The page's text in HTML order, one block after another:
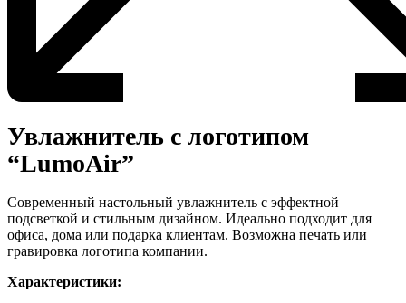
Увлажнитель с логотипом
“LumoAir”
Современный настольный увлажнитель с эффектной
подсветкой и стильным дизайном. Идеально подходит для
офиса, дома или подарка клиентам. Возможна печать или
гравировка логотипа компании.
Характеристики: